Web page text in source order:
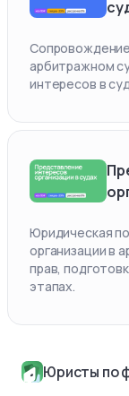
арбитражном
интересов в
Юридическая
организации в
прав,
этапах.
Юристы по